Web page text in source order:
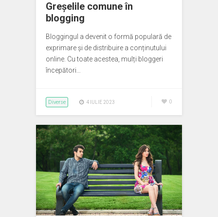
Greșelile comune în
blogging
Bloggingul a devenit o formă populară de
exprimare și de distribuire a conținutului
online. Cu toate acestea, mulți bloggeri
începători…
Diverse 4 IULIE 2023 0